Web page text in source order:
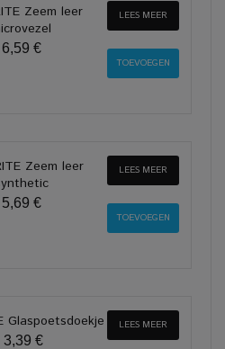
Zeem leer
6,59 €
LEES MEER
Zeem leer
5,69 €
LEES MEER
Glaspoetsdoekje
3,39 €
LEES MEER